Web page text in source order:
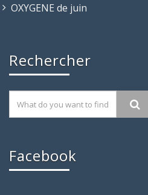
OXYGENE de juin
Rechercher
Facebook